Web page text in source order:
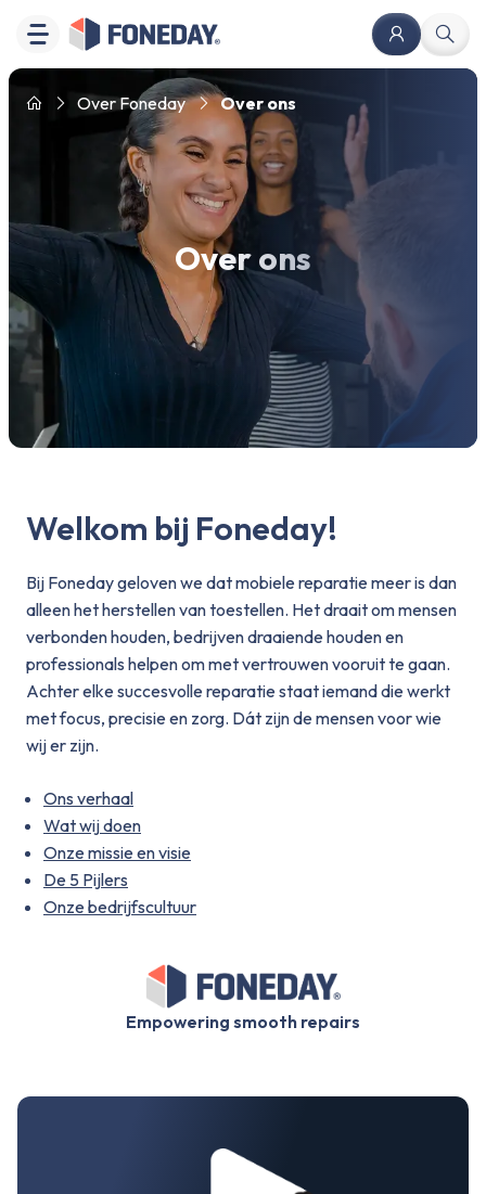
Over Foneday Over ons
Over ons
Welkom bij Foneday!
Bij Foneday geloven we dat mobiele reparatie meer is dan
alleen het herstellen van toestellen. Het draait om mensen
verbonden houden, bedrijven draaiende houden en
professionals helpen om met vertrouwen vooruit te gaan.
Achter elke succesvolle reparatie staat iemand die werkt
met focus, precisie en zorg. Dát zijn de mensen voor wie
wij er zijn.
Ons verhaal
Wat wij doen
Onze missie en visie
De 5 Pijlers
Onze bedrijfscultuur
Empowering smooth repairs